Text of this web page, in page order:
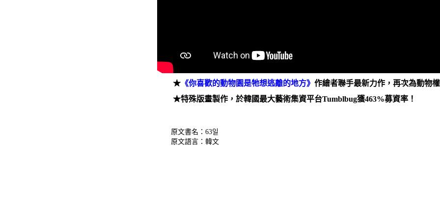
★ 《你喜歡的動物園是牠想逃離的地方》作繪者聯手最新力作，再次為動物權
★特殊版畫製作，於韓國最大藝術集資平台Tumblbug獲463%募資率！
原文書名：63일
原文語言：韓文